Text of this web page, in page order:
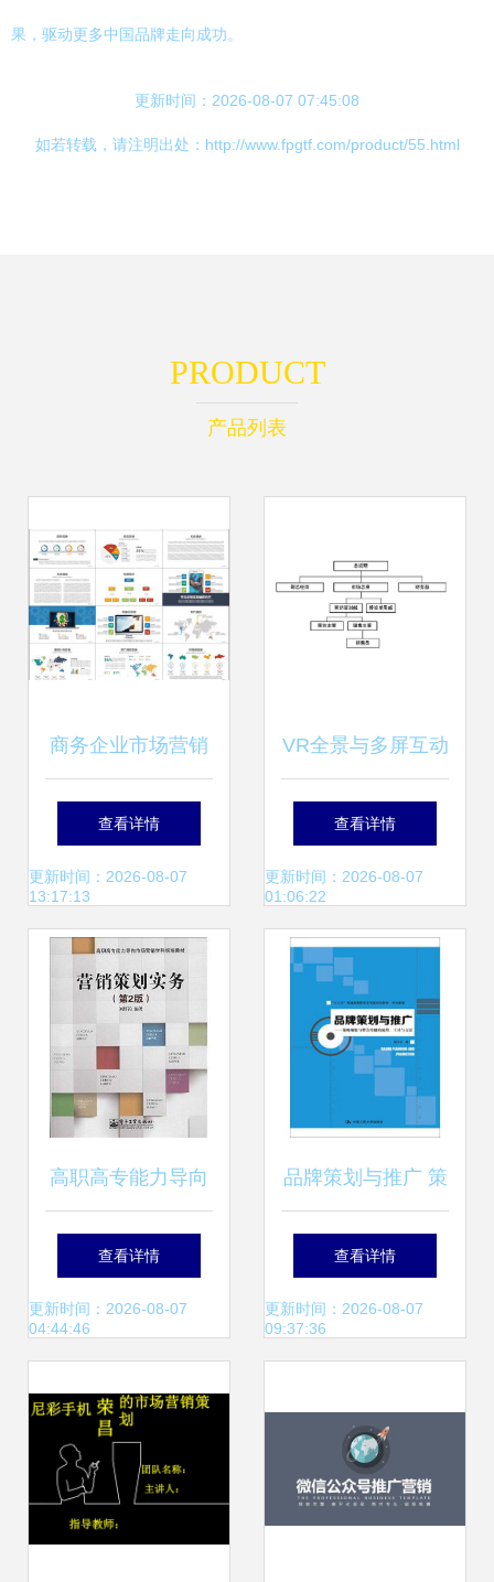
果，驱动更多中国品牌走向成功。
更新时间：2026-08-07 07:45:08
如若转载，请注明出处：http://www.fpgtf.com/product/55.html
PRODUCT
产品列表
商务企业市场营销
经营计划与客户服
务——高清模板与
工作汇报PPT大全
查看详情
更新时间：2026-08-07
13:17:13
VR全景与多屏互动
售楼系统的市场策
略创新
查看详情
更新时间：2026-08-07
01:06:22
高职高专能力导向
市场营销学科规划
教材 营销策划实务
查看详情
更新时间：2026-08-07
04:44:46
品牌策划与推广 策
略规划与整合传播
的流程.工具与方法
育应用型规划教材.
市场营销
查看详情
更新时间：2026-08-07
09:37:36